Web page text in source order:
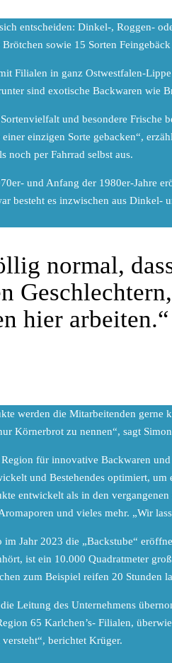
entscheiden: Dinkel-, Roggen-
sowie 15 Sorten
Filialen in ganz Ostwestfalen-
sind exotische Backwaren wie
und besondere Frische
einzigen Sorte gebacken“,
noch per Fahrrad selbst aus.
und Anfang der 1980er-Jahre
besteht es inzwischen aus Dinkel-
normal,
hier arbeiten.“
werden die Mitarbeitenden gerne
Körnerbrot zu nennen“, sagt
für innovative Backwaren
und Bestehendes optimiert,
entwickelt als in den
und vieles mehr. „Wir
Jahr 2023 die „Backstube“
ist ein 10.000 Quadratmeter
zum Beispiel reifen 20
Leitung des Unternehmens
65 Karlchen’s- Filialen,
berichtet Krüger.